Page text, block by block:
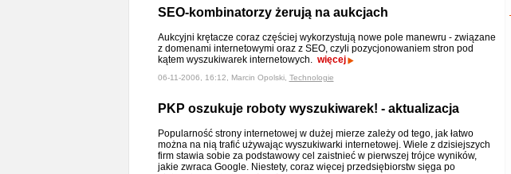
SEO-kombinatorzy żerują na aukcjach
Aukcyjni krętacze coraz częściej wykorzystują nowe pole manewru - związane
z domenami internetowymi oraz z SEO, czyli pozycjonowaniem stron pod
kątem wyszukiwarek internetowych. więcej
06-11-2006, 16:12, Marcin Opolski, Technologie
PKP oszukuje roboty wyszukiwarek! - aktualizacja
Popularność strony internetowej w dużej mierze zależy od tego, jak łatwo
można na nią trafić używając wyszukiwarki internetowej. Wiele z dzisiejszych
firm stawia sobie za podstawowy cel zaistnieć w pierwszej trójce wyników,
jakie zwraca Google. Niestety, coraz więcej przedsiębiorstw sięga po